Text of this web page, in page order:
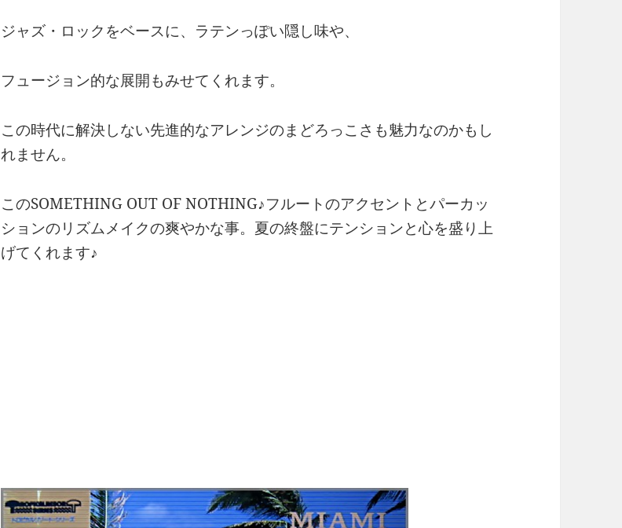
ジャズ・ロックをベースに、ラテンっぽい隠し味や、
フュージョン的な展開もみせてくれます。
この時代に解決しない先進的なアレンジのまどろっこさも魅力なのかもし
れません。
このSOMETHING OUT OF NOTHING♪フルートのアクセントとパーカッ
ションのリズムメイクの爽やかな事。夏の終盤にテンションと心を盛り上
げてくれます♪